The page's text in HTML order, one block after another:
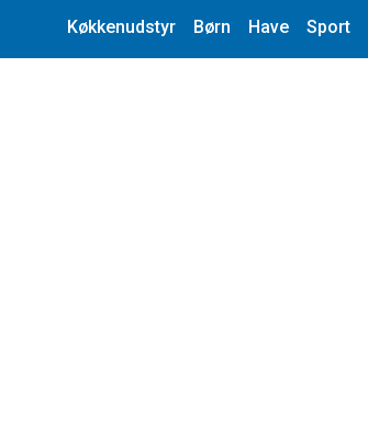
Køkkenudstyr Børn Have Sport